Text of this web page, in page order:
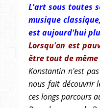
L'art sous toutes
musique
est aujourd'hui
Lorsqu'on est
être tout de
Konstantin n'est
nous fait découvrir
ces longs parcours